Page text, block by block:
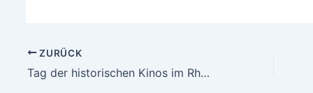
ZURÜCK
Tag der historischen Kinos im Rhein-Erft-Kreis